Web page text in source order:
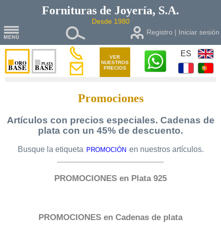
Fornituras de Joyería, S.A.
Desde 1980
Registro | Iniciar sesión
VER
NUESTROS
PRECIOS
ES
Promociones
Artículos con precios especiales. Cadenas de
plata con un 45% de descuento.
Busque la etiqueta PROMOCIÓN en nuestros artículos.
PROMOCIONES en Plata 925
PROMOCIONES en Cadenas de plata